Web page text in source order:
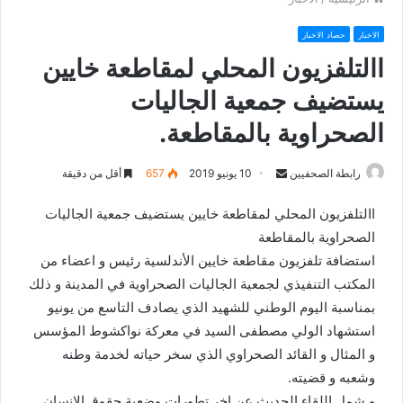
الاخبار حصاد الاخبار
االتلفزيون المحلي لمقاطعة خايين
يستضيف جمعية الجاليات
الصحراوية بالمقاطعة.
رابطة الصحفيين
n
d
a
n
e
a
10 يونيو 2019 657 أقل من دقيقة
االتلفزيون المحلي لمقاطعة خايين يستضيف جمعية الجاليات
الصحراوية بالمقاطعة
استضافة تلفزيون مقاطعة خايين الأندلسية رئيس و اعضاء من
المكتب التنفيذي لجمعية الجاليات الصحراوية في المدينة و ذلك
بمناسبة اليوم الوطني للشهيد الذي يصادف التاسع من يونيو
استشهاد الولي مصطفى السيد في معركة نواكشوط المؤسس
و المثال و القائد الصحراوي الذي سخر حياته لخدمة وطنه
وشعبه و قضيته.